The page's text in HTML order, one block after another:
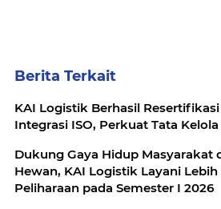
Berita Terkait
KAI Logistik Berhasil
Integrasi ISO, Perkuat Tata
Dukung Gaya Hidup Masyarakat
Hewan, KAI Logistik Layani
Peliharaan pada Semester I 2026